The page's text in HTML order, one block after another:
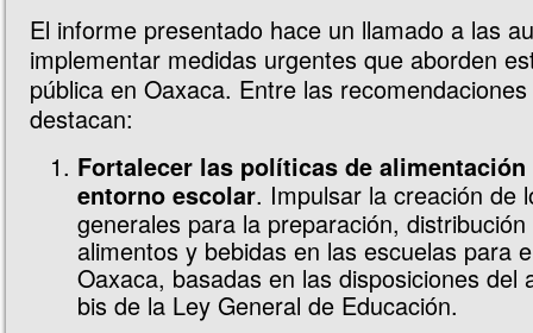
El informe presentado hace un llamado a las
implementar medidas urgentes que aborden
pública en Oaxaca. Entre las recomendaciones
destacan:
Fortalecer las políticas de
entorno escolar. Impulsar la creación de
generales para la preparación,
alimentos y bebidas en las escuelas para
Oaxaca, basadas en las disposiciones del
bis de la Ley General de Educación.